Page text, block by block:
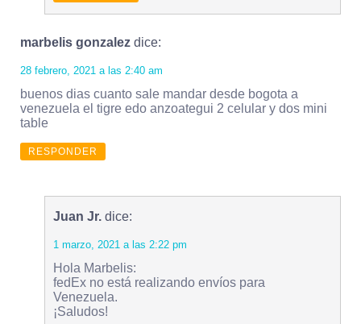
marbelis gonzalez dice:
28 febrero, 2021 a las 2:40 am
buenos dias cuanto sale mandar desde bogota a
venezuela el tigre edo anzoategui 2 celular y dos mini
table
RESPONDER
Juan Jr. dice:
1 marzo, 2021 a las 2:22 pm
Hola Marbelis:
fedEx no está realizando envíos para
Venezuela.
¡Saludos!